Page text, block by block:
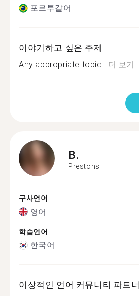
포르투갈어
이야기하고 싶은 주제
Any appropriate topic...더 보기
B.
Prestons
구사언어
영어
학습언어
한국어
이상적인 언어 커뮤니티 파트너